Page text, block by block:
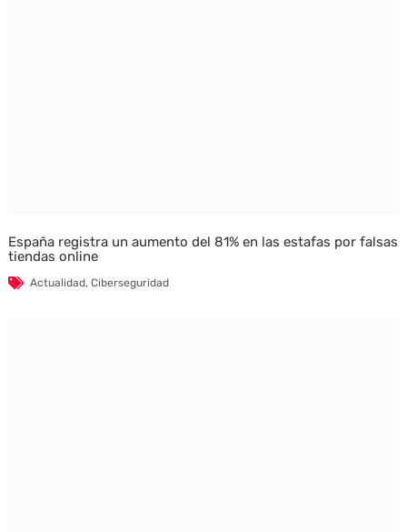
España registra un aumento del 81% en las estafas por falsas
tiendas online
Actualidad, Ciberseguridad